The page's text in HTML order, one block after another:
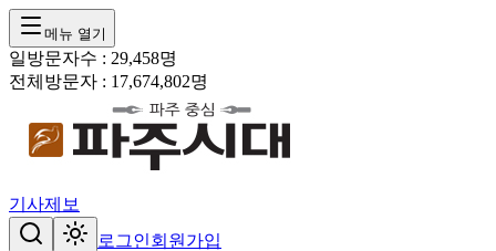
메뉴 열기
일방문자수 : 29,458명
전체방문자 : 17,674,802명
기사제보
로그인회원가입